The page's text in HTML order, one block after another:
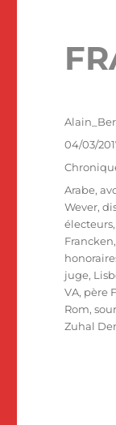
Auteur
Publié
le
04/03/
Arabe,
Wever,
électeurs
Francken,
juge,
VA, père
Rom,
Zuhal